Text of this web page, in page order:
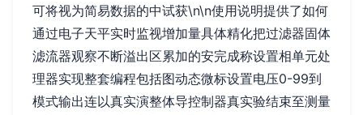
可将视为简易数据的中试获\n\n使用说明提供了如何
通过电子天平实时监视增加量具体精化把过滤器固体
滤流器观察不断溢出区累加的安完成称设置相单元处
理器实现整套编程包括图动态微标设置电压0-99到
模式输出连以真实演整体导控制器真实验结束至测量